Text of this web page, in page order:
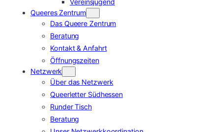
Queeres Zentrum
Das Queere Zentrum
Beratung
Kontakt & Anfahrt
Öffnungszeiten
Netzwerk
Über das Netzwerk
Queerletter Südhessen
Runder Tisch
Beratung